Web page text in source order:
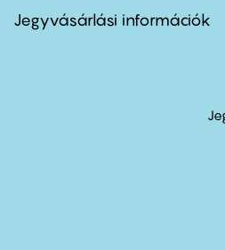
second
Jegyvásárlási információk